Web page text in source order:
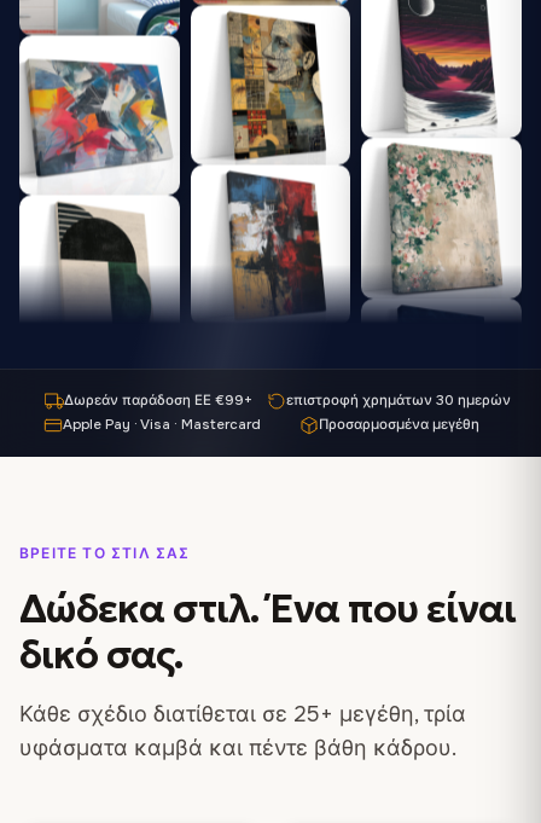
Δωρεάν παράδοση ΕΕ €99+
επιστροφή χρημάτων 30 ημερών
Apple Pay · Visa · Mastercard
Προσαρμοσμένα μεγέθη
ΒΡΕΊΤΕ ΤΟ ΣΤΙΛ ΣΑΣ
Δώδεκα στιλ. Ένα που είναι
δικό σας.
Κάθε σχέδιο διατίθεται σε 25+ μεγέθη, τρία
υφάσματα καμβά και πέντε βάθη κάδρου.